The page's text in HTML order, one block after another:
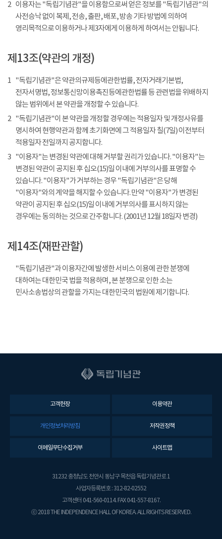
2 이용자는 "독립기념관"을 이용함으로써 얻은 정보를 "독립기념관"의
사전승낙 없이 복제, 전송, 출판, 배포, 방송 기타 방법에 의하여
영리목적으로 이용하거나 제3자에게 이용하게 하여서는 안됩니다.
제13조(약관의 개정)
1 "독립기념관"은 약관의규제등에관한법률, 전자거래기본법,
전자서명법, 정보통신망이용촉진등에관한법률 등 관련법을 위배하지
않는 범위에서 본 약관을 개정할 수 있습니다.
2 "독립기념관"이 본 약관을 개정할 경우에는 적용일자 및 개정사유를
명시하여 현행약관과 함께 초기화면에 그 적용일자 칠(7일) 이전부터
적용일자 전일까지 공지합니다.
3 "이용자"는 변경된 약관에 대해 거부할 권리가 있습니다. "이용자"는
변경된 약관이 공지된 후 십오(15)일 이내에 거부의사를 표명할 수
있습니다. "이용자"가 거부하는 경우 "독립기념관"은 당해
"이용자"와의 계약을 해지할 수 있습니다. 만약 "이용자"가 변경된
약관이 공지된 후 십오(15)일 이내에 거부의사를 표시하지 않는
경우에는 동의하는 것으로 간주합니다. (2001년 12월 18일자 변경)
제14조(재판관할)
"독립기념관"과 이용자간에 발생한 서비스 이용에 관한 분쟁에
대하여는 대한민국 법을 적용하며, 본 분쟁으로 인한 소는
민사소송법상의 관할을 가지는 대한민국의 법원에 제기합니다.
고객헌장 이용약관
개인정보처리방침 저작권정책
이메일무단수집거부 사이트맵
31232 충청남도 천안시 동남구 목천읍 독립기념관로 1
사업자등록번호 : 312-82-02552
고객센터 041-560-0114. FAX 041-557-8167.
ⓒ 2018 THE INDEPENDENCE HALL OF KOREA. ALL RIGHTS RESERVED.